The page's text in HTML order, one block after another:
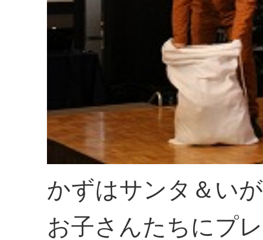
かずはサンタ＆い
お子さんたちにプ